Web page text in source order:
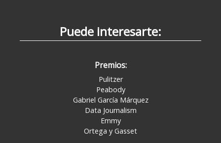
Puede interesarte:
Premios:
Pulitzer
Peabody
Gabriel García Márquez
Data Journalism
Emmy
Ortega y Gasset